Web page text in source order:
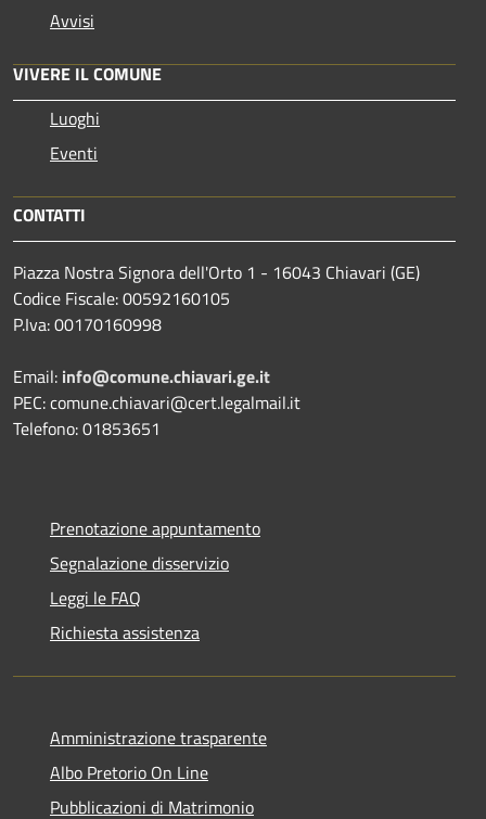
Avvisi
VIVERE IL COMUNE
Luoghi
Eventi
CONTATTI
Piazza Nostra Signora dell'Orto 1 - 16043 Chiavari (GE)
Codice Fiscale: 00592160105
P.Iva: 00170160998
Email: info@comune.chiavari.ge.it
PEC: comune.chiavari@cert.legalmail.it
Telefono: 01853651
Prenotazione appuntamento
Segnalazione disservizio
Leggi le FAQ
Richiesta assistenza
Amministrazione trasparente
Albo Pretorio On Line
Pubblicazioni di Matrimonio